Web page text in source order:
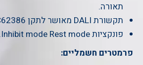
תאורה.
תקשורת DALI מאושר לתקן IEC62386.
פונקציות Inhibit mode Rest mode.
פרמטרים חשמליים: